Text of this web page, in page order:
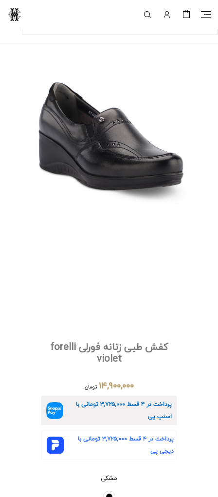
کفش طبی زنانه فورلی forelli
violet
۱۴,۹۰۰,۰۰۰ تومان
پرداخت در ۴ قسط ۳,۷۲۵,۰۰۰تومانی با
اسنپ پی
پرداخت در ۴ قسط ۳,۷۲۵,۰۰۰تومانی با
دیجی پی
مشکی